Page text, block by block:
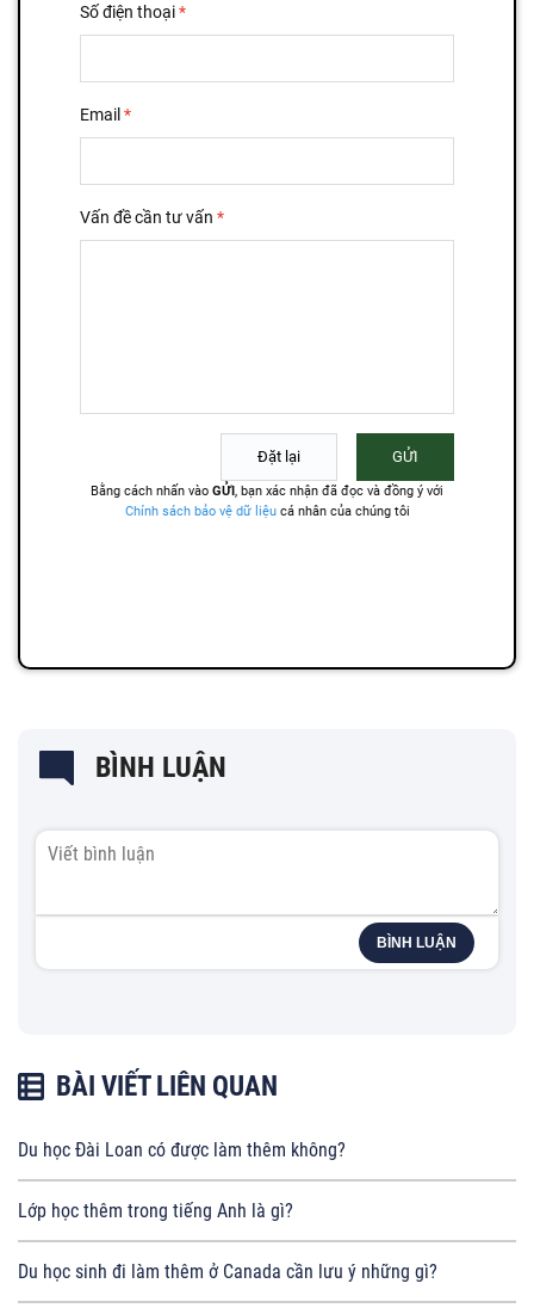
BÌNH LUẬN
BÌNH LUẬN
BÀI VIẾT LIÊN QUAN
Du học Đài Loan có được làm thêm không?
Lớp học thêm trong tiếng Anh là gì?
Du học sinh đi làm thêm ở Canada cần lưu ý những gì?